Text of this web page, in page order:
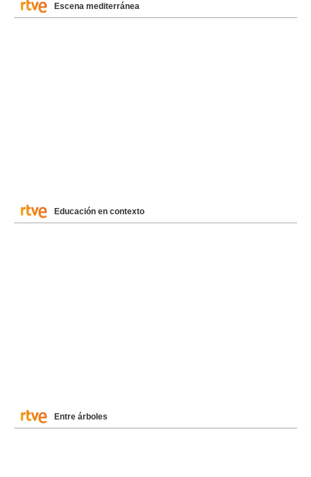
Escena mediterránea
Educación en contexto
Entre árboles